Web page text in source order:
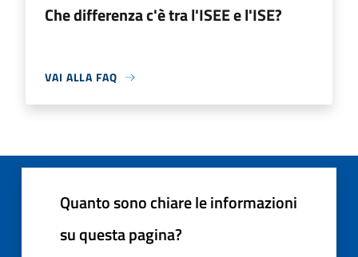
Che differenza c'è tra l'ISEE e l'ISE?
VAI ALLA FAQ
Quanto sono chiare le informazioni
su questa pagina?